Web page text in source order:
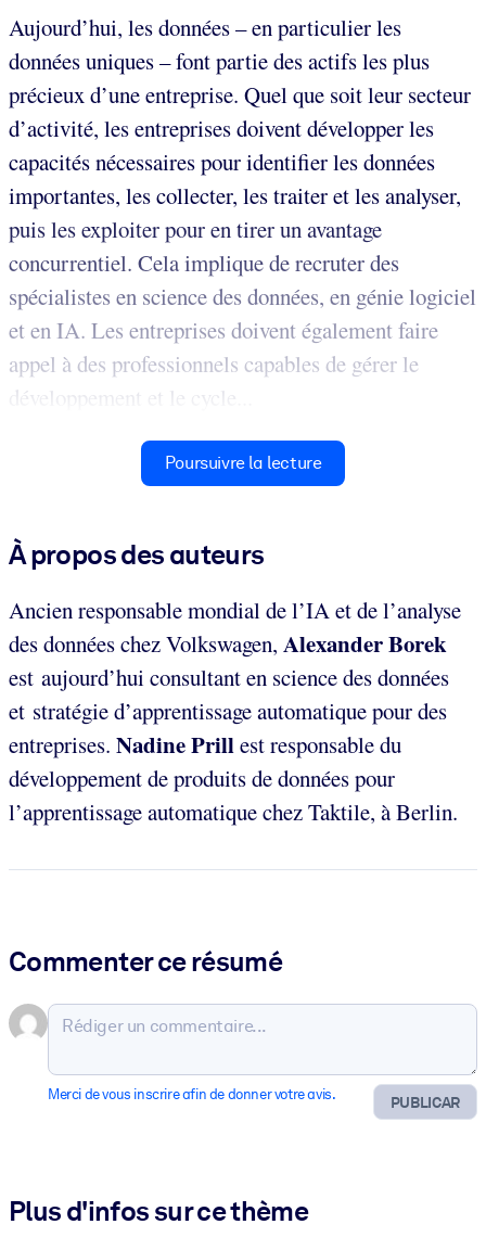
Aujourd’hui, les données – en particulier les
données uniques – font partie des actifs les plus
précieux d’une entreprise. Quel que soit leur secteur
d’activité, les entreprises doivent développer les
capacités nécessaires pour identifier les données
importantes, les collecter, les traiter et les analyser,
puis les exploiter pour en tirer un avantage
concurrentiel. Cela implique de recruter des
spécialistes en science des données, en génie logiciel
et en IA. Les entreprises doivent également faire
appel à des professionnels capables de gérer le
développement et le cycle...
Poursuivre la lecture
À propos des auteurs
Ancien responsable mondial de l’IA et de l’analyse
des données chez Volkswagen, Alexander Borek
est aujourd’hui consultant en science des données
et stratégie d’apprentissage automatique pour des
entreprises. Nadine Prillest responsable du
développement de produits de données pour
l’apprentissage automatique chez Taktile, à Berlin.
Commenter ce résumé
PUBLICAR
Merci de vous inscrire afin de donner votre avis.
Plus d'infos sur ce thème